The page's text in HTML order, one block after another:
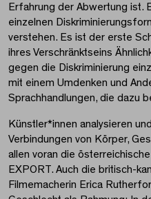
Erfahrung der Abwertung ist.
einzelnen
verstehen. Es ist der erste
ihres Verschränktseins
gegen die Diskriminierung
mit einem Umdenken und
Sprachhandlungen, die dazu
Künstler*innen analysieren
Verbindungen von Körper,
allen voran die
EXPORT. Auch die britisch-
Filmemacherin Erica